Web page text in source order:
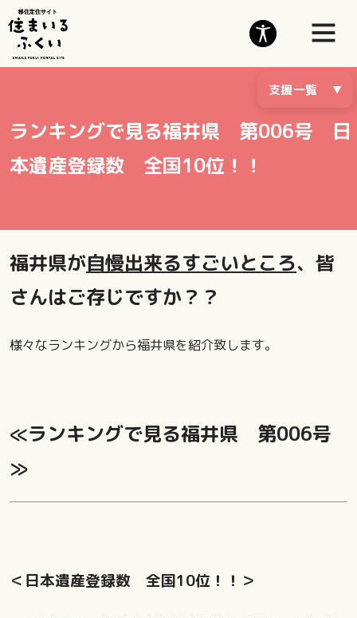
ランキングで見る福井県 第006号 日
本遺産登録数 全国10位！！
福井県が自慢出来るすごいところ、皆
さんはご存じですか？？
様々なランキングから福井県を紹介致します。
≪ランキングで見る福井県 第006号
≫
＜日本遺産登録数 全国10位！！＞
支援一覧